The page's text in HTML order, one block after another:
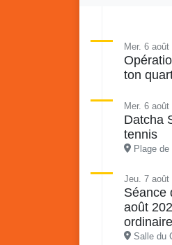
Mer. 6 août
ton
Mer. 6 août
Datcha
tennis
Plage
Jeu. 7 août
Séance
août
ordinaire
Salle du
Vakans o Gozyé :
Lanta
PDF - 1.6 Mio